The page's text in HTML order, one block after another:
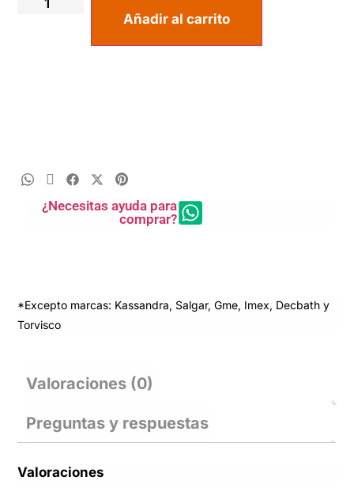
Añadir al carrito
¿Necesitas ayuda para
comprar?
*Excepto marcas: Kassandra, Salgar, Gme, Imex, Decbath y
Torvisco
Valoraciones (0)
Preguntas y respuestas
Valoraciones